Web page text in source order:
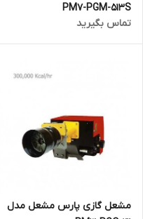
PM7-PGM-513S
تماس بگیرید
مشعل گازی پارس مشعل مدل